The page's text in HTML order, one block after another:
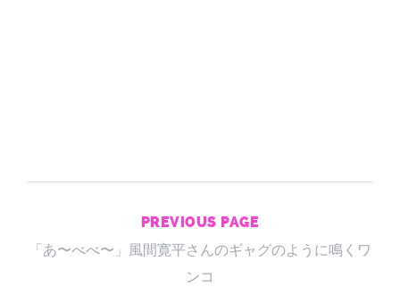
PREVIOUS PAGE
「あ〜べべ〜」風間寛平さんのギャグのように鳴くワ
ンコ